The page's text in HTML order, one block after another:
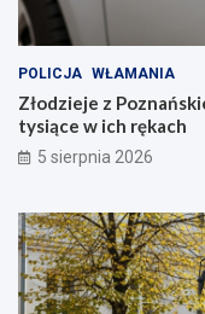
POLICJA WŁAMANIA
Złodzieje z
tysiące w ich rękach
5 sierpnia 2026